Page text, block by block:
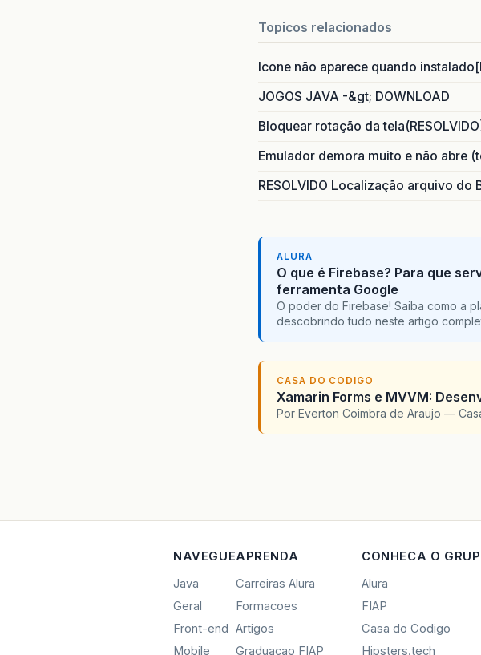
Topicos relacionados
Icone não aparece quando
JOGOS JAVA -&gt; DOWNLOAD
Bloquear rotação da
Emulador demora muito e não abre
RESOLVIDO Localização arquivo do
ALURA
O que é Firebase? Para que
ferramenta Google
O poder do Firebase! Saiba como a
descobrindo tudo neste artigo
CASA DO CODIGO
Xamarin Forms e MVVM:
Por Everton Coimbra de Araujo —
NAVEGUE
Java
Geral
Front-end
Mobile
APRENDA
Carreiras Alura
Formacoes
Artigos
Graduacao FIAP
CONHECA O
Alura
FIAP
Casa do Codigo
Hipsters.tech